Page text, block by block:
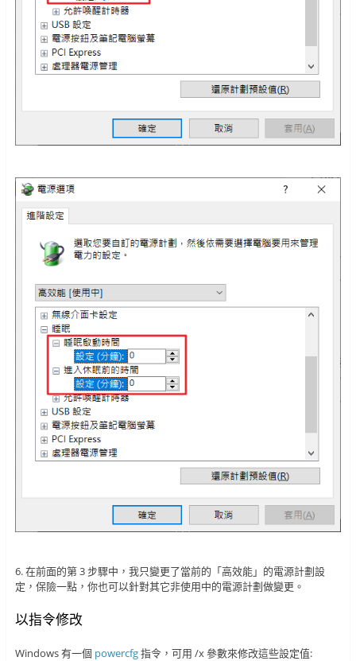
6. 在前面的第 3 步驟中，我只變更了當前的「高效能」的電源計劃設
定，保險一點，你也可以針對其它非使用中的電源計劃做變更。
以指令修改
Windows 有一個 powercfg指令，可用 /x 參數來修改這些設定值: